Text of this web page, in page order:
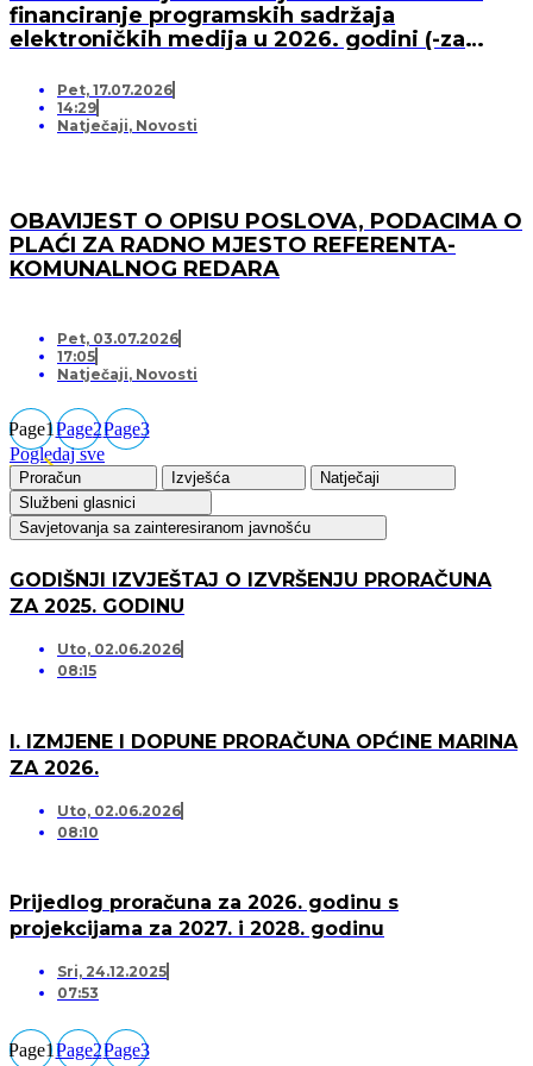
financiranje programskih sadržaja
elektroničkih medija u 2026. godini (-za
Pet, 17.07.2026
14:29
Natječaji, Novosti
OBAVIJEST O OPISU POSLOVA, PODACIMA O
PLAĆI ZA RADNO MJESTO REFERENTA-
KOMUNALNOG REDARA
Pet, 03.07.2026
17:05
Natječaji, Novosti
Page1Page2Page3
Pogledaj sve
Proračun Izvješća
Natječaji
Službeni glasnici
Savjetovanja sa zainteresiranom javnošću
GODIŠNJI IZVJEŠTAJ O IZVRŠENJU PRORAČUNA
ZA 2025. GODINU
Uto, 02.06.2026
08:15
I. IZMJENE I DOPUNE PRORAČUNA OPĆINE MARINA
ZA 2026.
Uto, 02.06.2026
08:10
Prijedlog proračuna za 2026. godinu s
projekcijama za 2027. i 2028. godinu
Sri, 24.12.2025
07:53
Page1Page2Page3